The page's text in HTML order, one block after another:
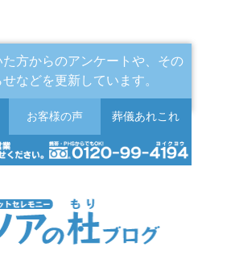
た方からのアンケートや、その
などを更新しています。
お客様の声 葬儀あれこれ